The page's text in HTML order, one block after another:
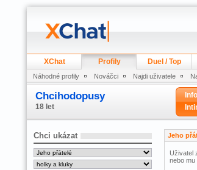
XChat Profily Duel / Top
Náhodné profily Nováčci Najdi uživatele
Chcihodopusy
18 let
Info
Chci ukázat Jeho
Uživatel
nebo mu